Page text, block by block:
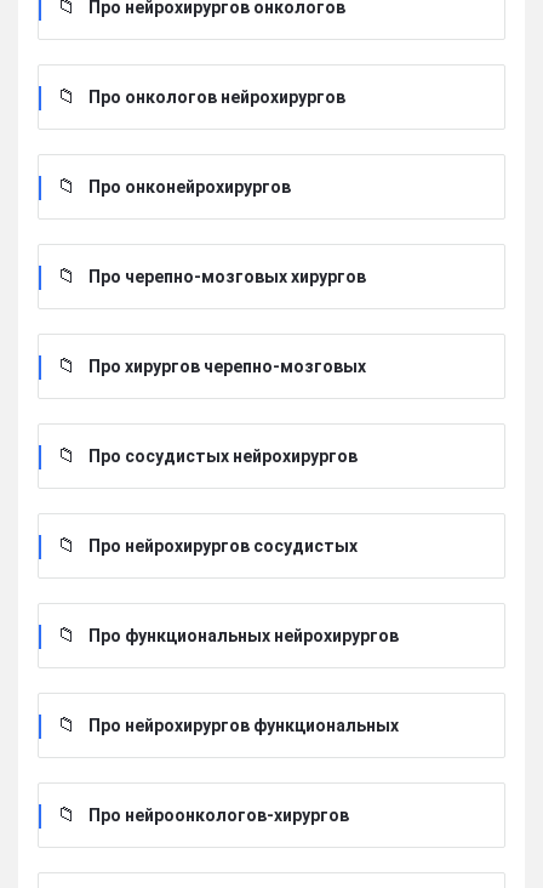
Про нейрохирургов онкологов
Про онкологов нейрохирургов
Про онконейрохирургов
Про черепно-мозговых хирургов
Про хирургов черепно-мозговых
Про сосудистых нейрохирургов
Про нейрохирургов сосудистых
Про функциональных нейрохирургов
Про нейрохирургов функциональных
Про нейроонкологов-хирургов